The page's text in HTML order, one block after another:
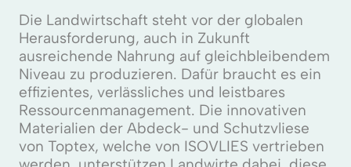
Die Landwirtschaft steht vor der globalen
Herausforderung, auch in Zukunft
ausreichende Nahrung auf gleichbleibendem
Niveau zu produzieren. Dafür braucht es ein
effizientes, verlässliches und leistbares
Ressourcenmanagement. Die innovativen
Materialien der Abdeck- und Schutzvliese
von Toptex, welche von ISOVLIES vertrieben